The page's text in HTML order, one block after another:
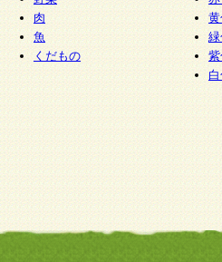
肉
魚
くだもの